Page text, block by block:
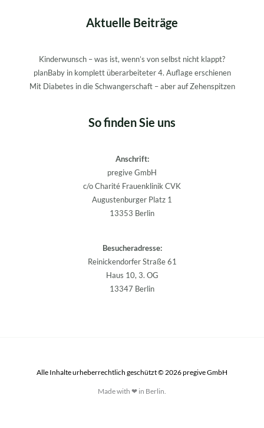
Aktuelle Beiträge
Kinderwunsch – was ist, wenn’s von selbst nicht klappt?
planBaby in komplett überarbeiteter 4. Auflage erschienen
Mit Diabetes in die Schwangerschaft – aber auf Zehenspitzen
So finden Sie uns
Anschrift:
pregive GmbH
c/o Charité Frauenklinik CVK
Augustenburger Platz 1
13353 Berlin
Besucheradresse:
Reinickendorfer Straße 61
Haus 10, 3. OG
13347 Berlin
Alle Inhalte urheberrechtlich geschützt © 2026 pregive GmbH
Made with ❤ in Berlin.